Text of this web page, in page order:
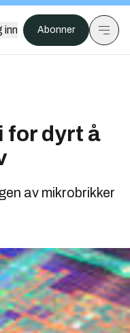
inn Abonner
for dyrt å
av mikrobrikker